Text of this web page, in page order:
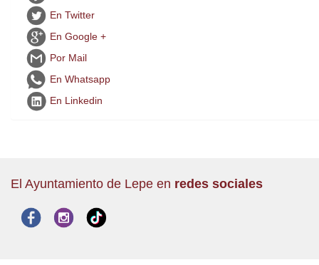
En Twitter
En Google +
Por Mail
En Whatsapp
En Linkedin
El Ayuntamiento de Lepe en redes sociales